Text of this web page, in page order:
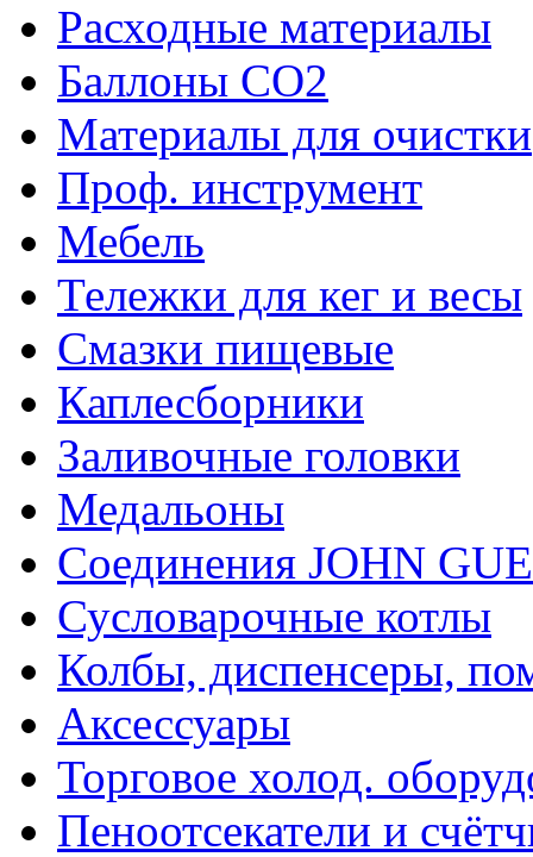
Расходные материалы
Баллоны CO2
Материалы для очистки
Проф. инструмент
Мебель
Тележки для кег и весы
Смазки пищевые
Каплесборники
Заливочные головки
Медальоны
Соединения JOHN
Сусловарочные котлы
Колбы, диспенсеры,
Аксессуары
Торговое холод.
Пеноотсекатели и